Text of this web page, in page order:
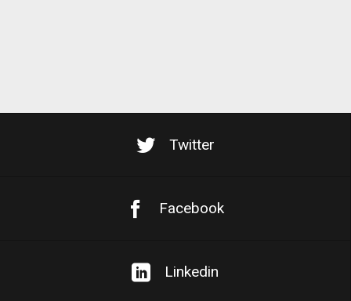
Twitter
Facebook
Linkedin